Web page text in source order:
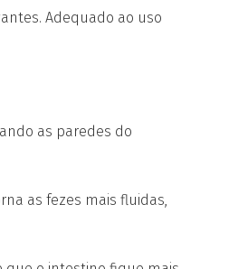
Adequado ao uso
as paredes do
as fezes mais fluidas,